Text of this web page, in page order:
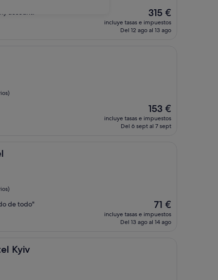
account!"
El
precio
actual
315 €
incluye tasas e impuestos
Del 12 ago al 13 ago
El
precio
actual
153 €
incluye tasas e impuestos
Del 6 sept al 7 sept
de todo"
El
precio
actual
71 €
incluye tasas e impuestos
Del 13 ago al 14 ago
Kyiv